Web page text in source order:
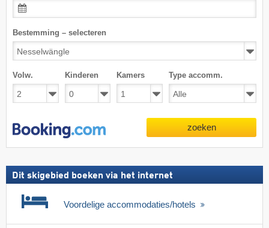
Bestemming – selecteren
Volw. Kinderen Kamers Type accomm.
zoeken
Dit skigebied boeken via het internet
Voordelige accommodaties/hotels